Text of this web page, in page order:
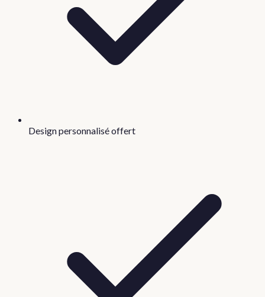
Design personnalisé offert